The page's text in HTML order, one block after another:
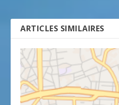
ARTICLES SIMILAIRES